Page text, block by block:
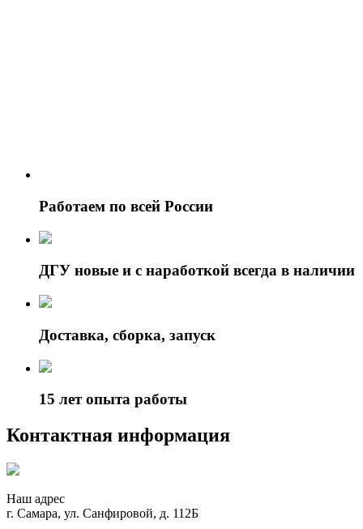
Работаем по всей России
ДГУ новые и с наработкой всегда в наличии
Доставка, сборка, запуск
15 лет опыта работы
Контактная информация
Наш адрес
г. Самара, ул. Санфировой, д. 112Б